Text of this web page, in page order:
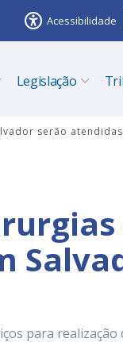
Acessibilidade
Legislação
serão atendidas
para